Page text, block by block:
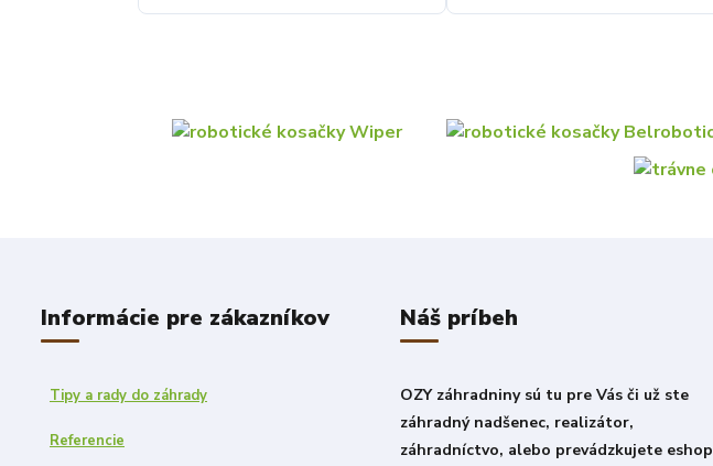
Informácie pre zákazníkov
Tipy a rady do záhrady
Referencie
Náš príbeh
OZY záhradniny sú tu pre Vás či už ste
záhradný nadšenec, realizátor,
záhradníctvo, alebo prevádzkujete eshop